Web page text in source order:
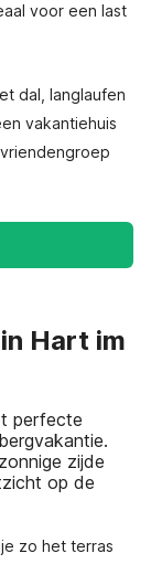
voor een last
dal, langlaufen
vakantiehuis
Hart im
perfecte
zijde
op de
zo het terras